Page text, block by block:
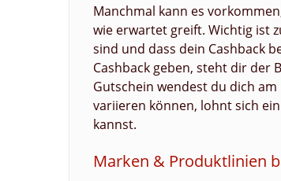
Manchmal kann es
wie erwartet greift. Wichtig ist
sind und dass dein Cashback
Cashback geben, steht dir der
Gutschein wendest du dich
variieren können, lohnt sich
kannst.
Marken & Produktlinien